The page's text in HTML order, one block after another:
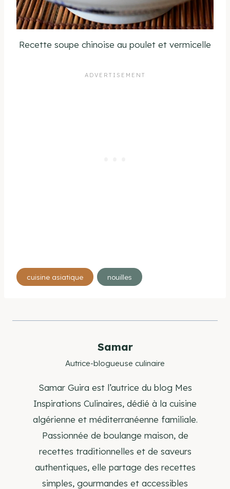
Recette soupe chinoise au poulet et vermicelle
Étiquettes
de
publication :
cuisine asiatique nouilles
Samar
Autrice-blogueuse culinaire
Samar Guira est l’autrice du blog Mes
Inspirations Culinaires, dédié à la cuisine
algérienne et méditerranéenne familiale.
Passionnée de boulange maison, de
recettes traditionnelles et de saveurs
authentiques, elle partage des recettes
simples, gourmandes et accessibles